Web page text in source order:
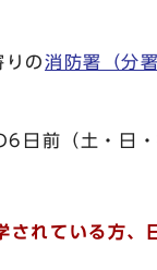
りの消防署（分署
前（土・日・
れている方、